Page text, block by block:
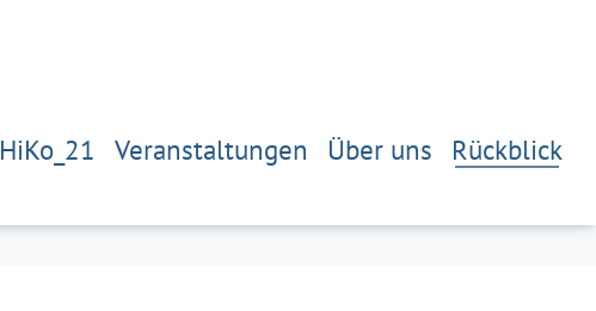
HiKo_21 Veranstaltungen Über uns Rückblick